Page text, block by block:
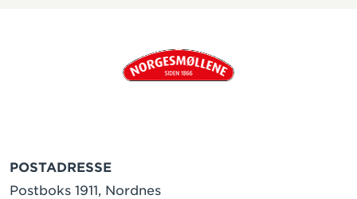
POSTADRESSE
Postboks 1911, Nordnes